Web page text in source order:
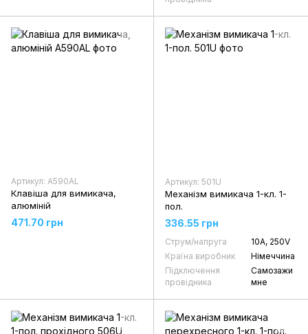
Артикул: A590AL
Клавіша для вимикача,
алюміній
471.70 грн
Артикул: 501U
Механізм вимикача 1-кл. 1-
пол.
336.55 грн
Струм/напруга
10А, 250V
Країна виробник
Німеччина
Підключення
провідника
Самозажи
мне